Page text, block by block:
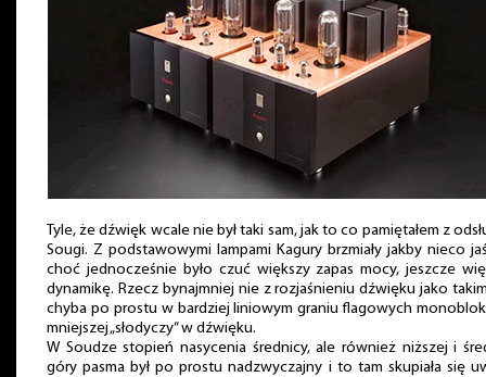
Tyle, że dźwięk wcale nie był taki sam, jak to co pamiętałem z
Sougi. Z podstawowymi lampami Kagury brzmiały jakby nieco
choć jednocześnie było czuć większy zapas mocy, jeszcze
dynamikę. Rzecz bynajmniej nie z rozjaśnieniu dźwięku jako
chyba po prostu w bardziej liniowym graniu flagowych
mniejszej „słodyczy” w dźwięku.
W Soudze stopień nasycenia średnicy, ale również niższej i
góry pasma był po prostu nadzwyczajny i to tam skupiała się